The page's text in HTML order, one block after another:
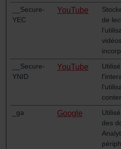
être réalisée à partir de
usuel. Si l’utilisateur concerné
des cookies au sein du
que les fonctionnalités de notre
disponibles dans leur intégralité.
Pour plus de détails, nous vous
connaissance de notre
Datenschutzerklärung der
Zehnder Group AG: Data Privacy
__Secure-
YEC
YouTube
de
__Secure-
YNID
YouTube
_ga Google
des